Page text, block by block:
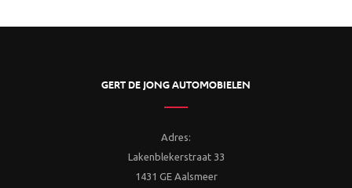
GERT DE JONG AUTOMOBIELEN
Adres:
Lakenblekerstraat 33
1431 GE Aalsmeer